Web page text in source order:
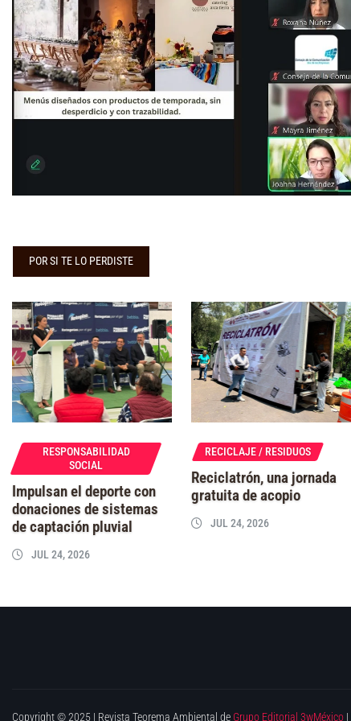
POR SI TE LO PERDISTE
RESPONSABILIDAD
SOCIAL
Impulsan el deporte con
donaciones de sistemas
de captación pluvial
JUL 24, 2026
RECICLAJE / RESIDUOS
Reciclatrón, una jornada
gratuita de acopio
JUL 24, 2026
Copyright © 2025 | Revista Teorema Ambiental de Grupo Editorial 3wMéxico |